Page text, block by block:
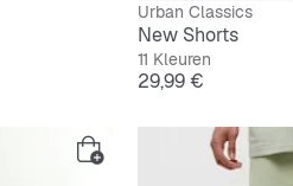
Urban Classics
New Shorts
11 Kleuren
Prijs
29,99 €